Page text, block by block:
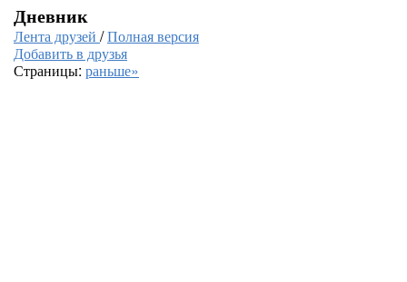
Дневник
Лента друзей /Полная версия
Добавить в друзья
Страницы: раньше»